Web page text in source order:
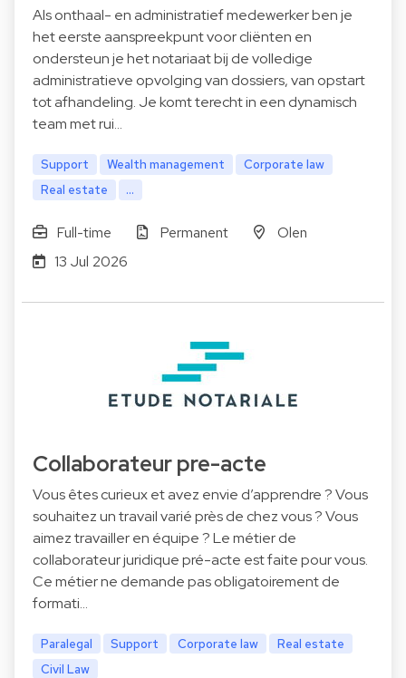
Als onthaal- en administratief medewerker ben je
het eerste aanspreekpunt voor cliënten en
ondersteun je het notariaat bij de volledige
administratieve opvolging van dossiers, van opstart
tot afhandeling. Je komt terecht in een dynamisch
team met rui…
Support Wealth management
Corporate law
Real estate
...
Full-time Permanent
Olen
13 Jul 2026
Collaborateur pre-acte
Vous êtes curieux et avez envie d’apprendre ? Vous
souhaitez un travail varié près de chez vous ? Vous
aimez travailler en équipe ? Le métier de
collaborateur juridique pré-acte est faite pour vous.
Ce métier ne demande pas obligatoirement de
formati…
Paralegal Support Corporate law
Real estate
Civil Law